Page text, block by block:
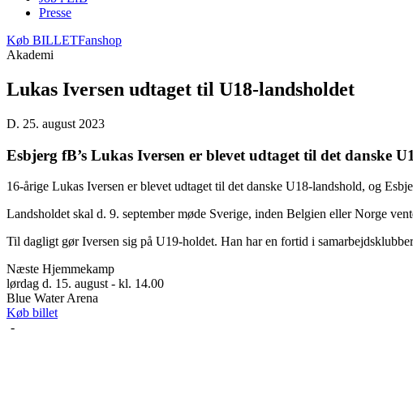
Presse
Køb BILLETFanshop
Akademi
Lukas Iversen udtaget til U18-landsholdet
D. 25. august 2023
Esbjerg fB’s Lukas Iversen er blevet udtaget til det danske
16-årige Lukas Iversen er blevet udtaget til det danske U18-landshold, og
Landsholdet skal d. 9. september møde Sverige, inden Belgien eller Norge
Til dagligt gør Iversen sig på U19-holdet. Han har en fortid i
Næste Hjemmekamp
lørdag d. 15. august - kl. 14.00
Blue Water Arena
Køb billet
-